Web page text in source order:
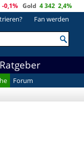
-0,1% Gold 4 342 2,4%
Fan werden
Ratgeber
Forum